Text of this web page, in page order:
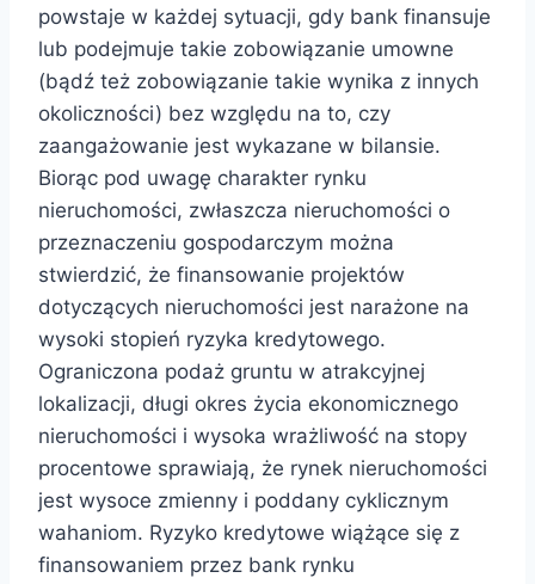
powstaje w każdej sytuacji, gdy bank finansuje
lub podejmuje takie zobowiązanie umowne
(bądź też zobowiązanie takie wynika z innych
okoliczności) bez względu na to, czy
zaangażowanie jest wykazane w bilansie.
Biorąc pod uwagę charakter rynku
nieruchomości, zwłaszcza nieruchomości o
przeznaczeniu gospodarczym można
stwierdzić, że finansowanie projektów
dotyczących nieruchomości jest narażone na
wysoki stopień ryzyka kredytowego.
Ograniczona podaż gruntu w atrakcyjnej
lokalizacji, długi okres życia ekonomicznego
nieruchomości i wysoka wrażliwość na stopy
procentowe sprawiają, że rynek nieruchomości
jest wysoce zmienny i poddany cyklicznym
wahaniom. Ryzyko kredytowe wiążące się z
finansowaniem przez bank rynku